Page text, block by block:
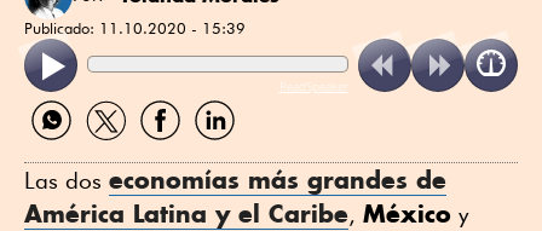
Publicado: 11.10.2020 - 15:39
ReadSpeaker
Compartir
por
Compartir
por
Compartir
por
Compartir
por
Las dos economías más grandes de
América Latina y el Caribe, México y